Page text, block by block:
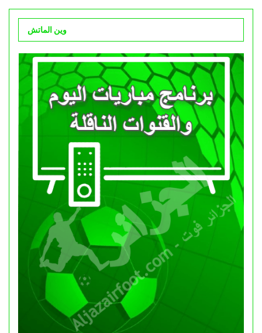
وين الماتش